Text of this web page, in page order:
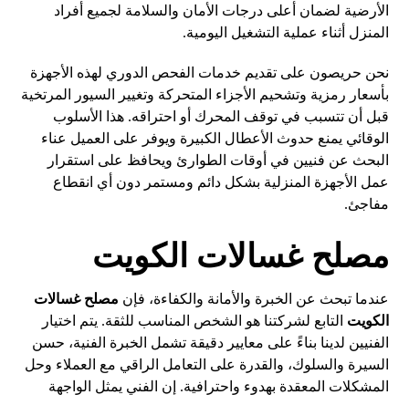
الأرضية لضمان أعلى درجات الأمان والسلامة لجميع أفراد
المنزل أثناء عملية التشغيل اليومية.
نحن حريصون على تقديم خدمات الفحص الدوري لهذه الأجهزة
بأسعار رمزية وتشحيم الأجزاء المتحركة وتغيير السيور المرتخية
قبل أن تتسبب في توقف المحرك أو احتراقه. هذا الأسلوب
الوقائي يمنع حدوث الأعطال الكبيرة ويوفر على العميل عناء
البحث عن فنيين في أوقات الطوارئ ويحافظ على استقرار
عمل الأجهزة المنزلية بشكل دائم ومستمر دون أي انقطاع
مفاجئ.
مصلح غسالات الكويت
عندما تبحث عن الخبرة والأمانة والكفاءة، فإن مصلح غسالات
الكويت التابع لشركتنا هو الشخص المناسب للثقة. يتم اختيار
الفنيين لدينا بناءً على معايير دقيقة تشمل الخبرة الفنية، حسن
السيرة والسلوك، والقدرة على التعامل الراقي مع العملاء وحل
المشكلات المعقدة بهدوء واحترافية. إن الفني يمثل الواجهة